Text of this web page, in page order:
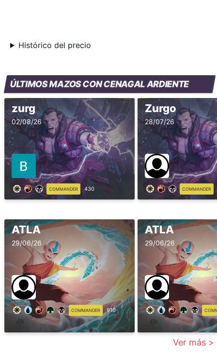
Histórico del precio
ÚLTIMOS MAZOS CON CENAGAL ARDIENTE
zurg
02/08/26
COMMANDER 430
Zurgo
28/07/26
COMMANDER
ATLA
29/06/26
COMMANDER 910
ATLA
29/06/26
Ver más >